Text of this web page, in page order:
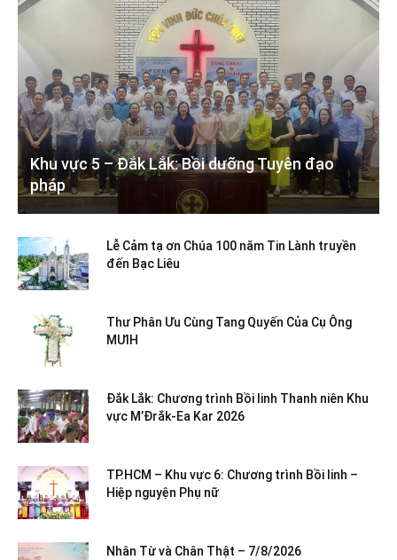
Khu vực 5 – Đắk Lắk: Bồi dưỡng Tuyên đạo
pháp
Lễ Cảm tạ ơn Chúa 100 năm Tin Lành truyền
đến Bạc Liêu
Thư Phân Ưu Cùng Tang Quyến Của Cụ Ông
MƯIH
Đắk Lắk: Chương trình Bồi linh Thanh niên Khu
vực M’Đrắk-Ea Kar 2026
TP.HCM – Khu vực 6: Chương trình Bồi linh –
Hiệp nguyện Phụ nữ
Nhân Từ và Chân Thật – 7/8/2026